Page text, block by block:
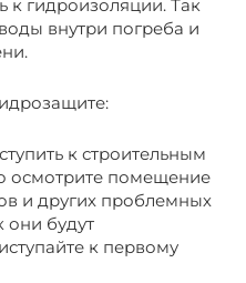
к гидроизоляции. Так
внутри погреба и
к строительным
осмотрите помещение
и других проблемных
они будут
к первому